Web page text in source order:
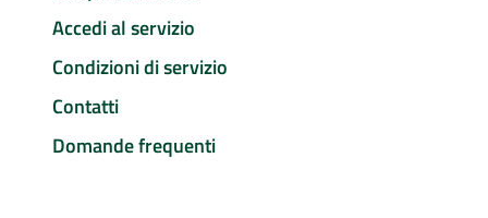
Accedi al servizio
Condizioni di servizio
Contatti
Domande frequenti